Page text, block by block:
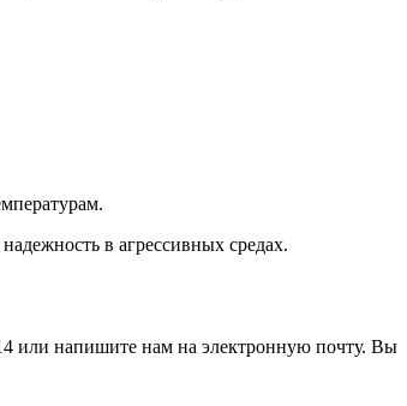
в агрессивных средах.
или напишите нам на электронную почту. Вы